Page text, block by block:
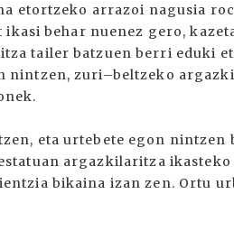
etortzeko arrazoi nagusia
behar nuenez gero,
tailer batzuen berri eduki
nintzen, zuri–beltzeko
eta urtebete egon nintzen
argazkilaritza
bikaina izan zen. Ortu